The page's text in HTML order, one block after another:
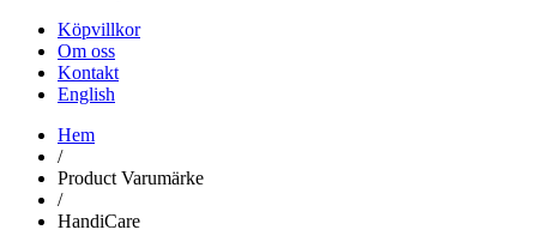
Köpvillkor
Om oss
Kontakt
English
Hem
/
Product Varumärke
/
HandiCare